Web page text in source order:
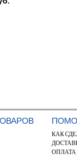
КАК
ОПЛАТА